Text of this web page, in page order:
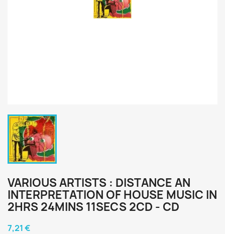
VARIOUS ARTISTS : DISTANCE AN
INTERPRETATION OF HOUSE MUSIC IN
2HRS 24MINS 11SECS 2CD - CD
7,21 €